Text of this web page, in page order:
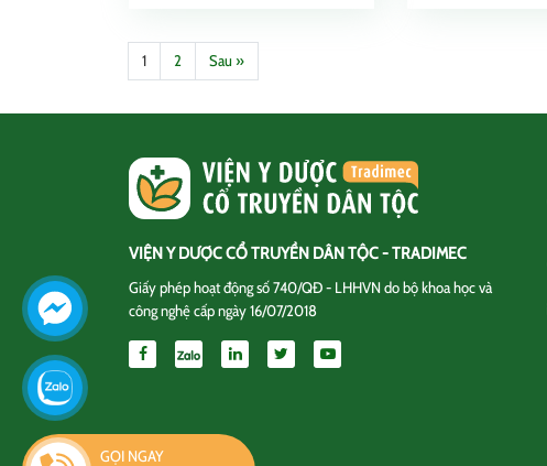
1 2 Sau »
VIỆN Y DƯỢC CỔ TRUYỀN DÂN TỘC - TRADIMEC
Giấy phép hoạt động số 740/QĐ - LHHVN do bộ khoa học và
công nghệ cấp ngày 16/07/2018
GỌI NGAY